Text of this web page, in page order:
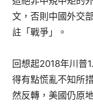
文，否則中國外交
註「戰爭」。
回想起2018年川普
得有點慌亂不知所
然反轉，美國仍原